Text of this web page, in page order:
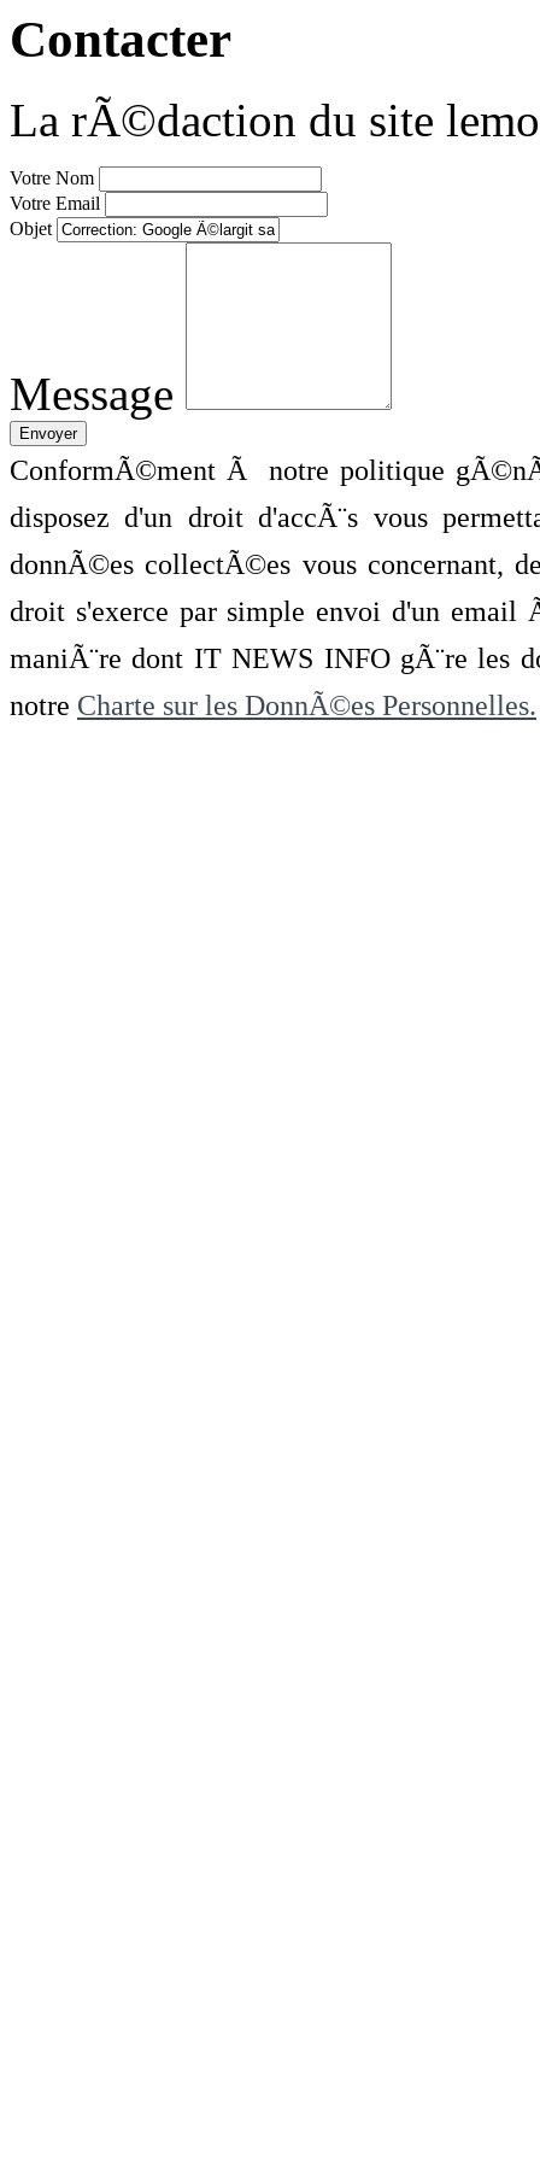
Contacter
La rÃ©daction du site
Votre Nom
Votre Email
Objet
Message
ConformÃ©ment Ã notre politique
disposez d'un droit d'accÃ¨s vous
donnÃ©es collectÃ©es vous concernant,
droit s'exerce par simple envoi d'un
maniÃ¨re dont IT NEWS INFO gÃ¨re les
notre Charte sur les DonnÃ©es Personnelles.